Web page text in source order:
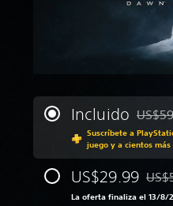
Incluido
Suscríbete a
juego y a cientos
US$29.99
La oferta finaliza el 13/8/